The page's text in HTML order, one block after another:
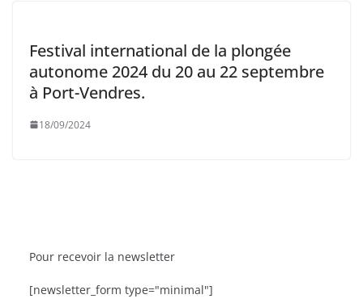
Festival international de la plongée
autonome 2024 du 20 au 22 septembre
à Port-Vendres.
18/09/2024
Pour recevoir la newsletter
[newsletter_form type="minimal"]
9ᵉ édition
La Fête de la Mer et des Pêcheurs à